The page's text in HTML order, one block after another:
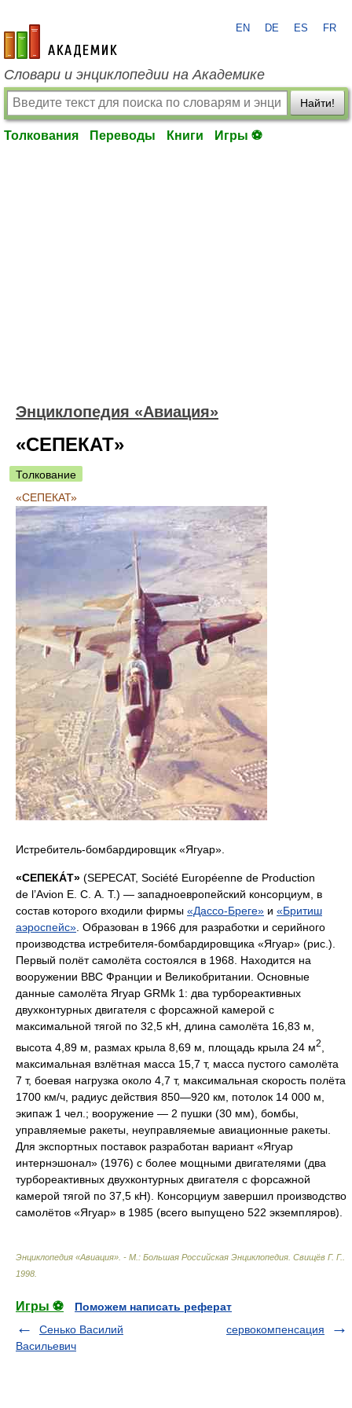
academic.ru
EN DE ES FR
Словари и энциклопедии на Академике
Найти!
Толкования Переводы Книги Игры ⚽
Энциклопедия «Авиация»
«СЕПЕКАТ»
Толкование
«СЕПЕКАТ»
Истребитель-бомбардировщик «Ягуар».
«СЕПЕКА́Т» (SEPECAT, Société Européenne de Production
de l’Avion E. C. A. T.) — западноевропейский консорциум, в
состав которого входили фирмы «Дассо-Бреге» и «Бритиш
аэроспейс» . Образован в 1966 для разработки и серийного
производства истребителя-бомбардировщика «Ягуар» (рис.).
Первый полёт самолёта состоялся в 1968. Находится на
вооружении ВВС Франции и Великобритании. Основные
данные самолёта Ягуар GRMk 1: два турбореактивных
двухконтурных двигателя с форсажной камерой с
максимальной тягой по 32,5 кН, длина самолёта 16,83 м,
высота 4,89 м, размах крыла 8,69 м, площадь крыла 24 м2
максимальная взлётная масса 15,7 т, масса пустого самолёта
7 т, боевая нагрузка около 4,7 т, максимальная скорость полёта
1700 км/ч, радиус действия 850—920 км, потолок 14 000 м,
экипаж 1 чел.; вооружение — 2 пушки (30 мм), бомбы,
управляемые ракеты, неуправляемые авиационные ракеты.
Для экспортных поставок разработан вариант «Ягуар
интернэшонал» (1976) с более мощными двигателями (два
турбореактивных двухконтурных двигателя с форсажной
камерой тягой по 37,5 кН). Консорциум завершил производство
самолётов «Ягуар» в 1985 (всего выпущено 522 экземпляров).
Энциклопедия «Авиация». - М.: Большая Российская Энциклопедия Свищёв Г. Г.
1998
Игры ⚽
Поможем написать реферат
Сенько Василий
Васильевич
сервокомпенсация